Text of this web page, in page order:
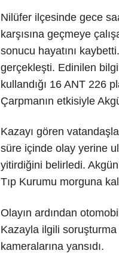
Nilüfer ilçesinde gece
karşısına geçmeye
sonucu hayatını
gerçekleşti. Edinilen
kullandığı 16 ANT 226
Çarpmanın etkisiyle
Kazayı gören
süre içinde olay yerine
yitirdiğini belirledi.
Tıp Kurumu morguna
Olayın ardından
Kazayla ilgili soruşturma
kameralarına yansıdı.